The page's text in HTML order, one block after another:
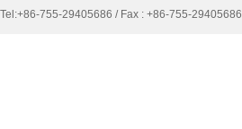
Tel:+86-755-29405686 / Fax : +86-755-29405686